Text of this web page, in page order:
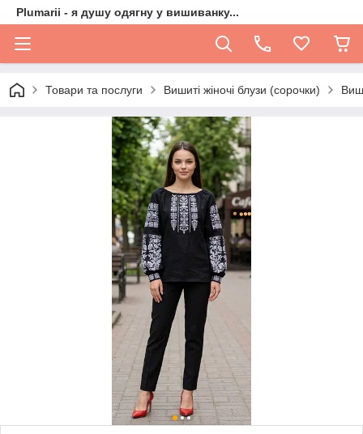
Plumarii - я душу одягну у вишиванку...
Товари та послуги Вишиті жіночі блузи (сорочки)